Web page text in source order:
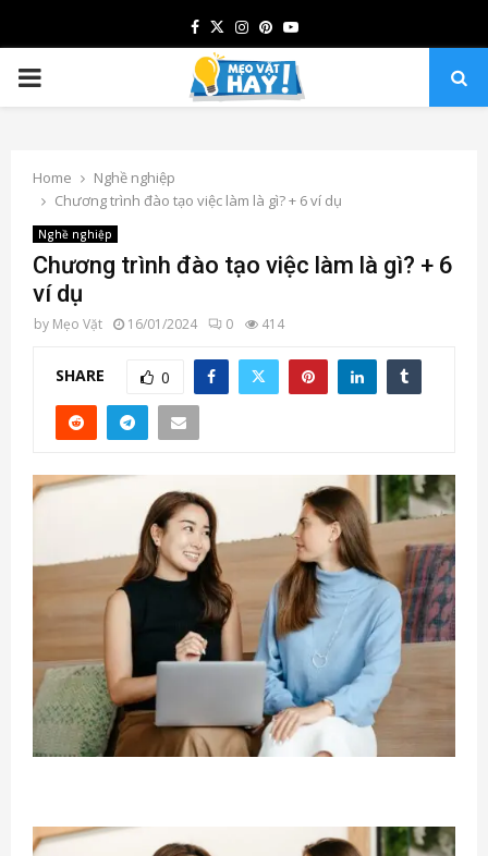
Facebook
TwitterInstagram
Pinterest
Youtube
PRIMARY
Home
Nghề nghiệp
Chương trình đào tạo việc làm là gì? + 6 ví dụ
Nghề nghiệp
Chương trình đào tạo việc làm là gì? + 6
ví dụ
by Mẹo Vặt 16/01/2024 0 414
SHARE 0